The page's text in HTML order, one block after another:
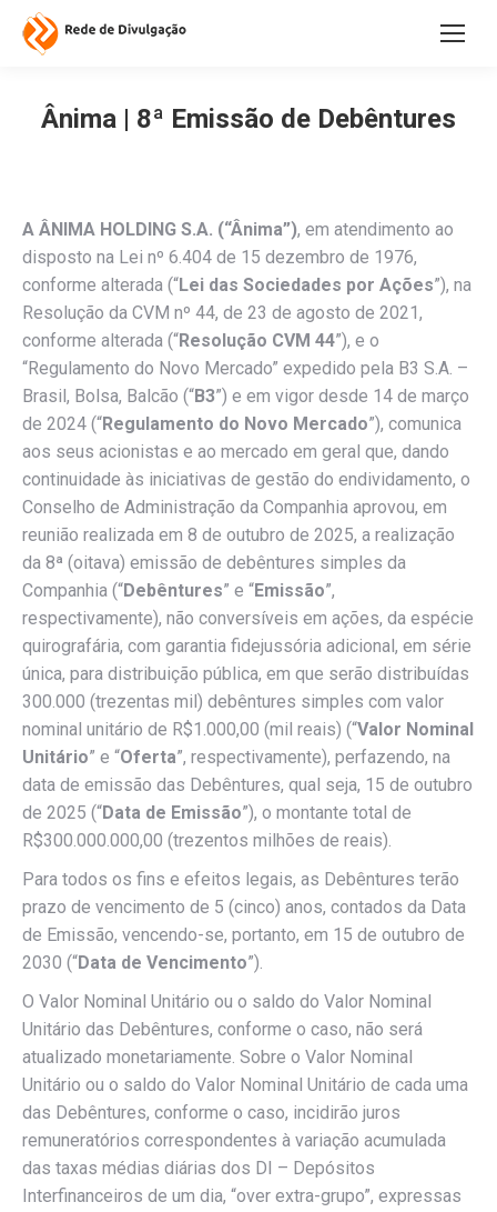
Ânima | 8ª Emissão de Debêntures
A ÂNIMA HOLDING S.A. (“Ânima”), em atendimento ao
disposto na Lei nº 6.404 de 15 dezembro de 1976,
conforme alterada (“Lei das Sociedades por Ações”), na
Resolução da CVM nº 44, de 23 de agosto de 2021,
conforme alterada (“Resolução CVM 44”), e o
“Regulamento do Novo Mercado” expedido pela B3 S.A. –
Brasil, Bolsa, Balcão (“B3”) e em vigor desde 14 de março
de 2024 (“Regulamento do Novo Mercado”), comunica
aos seus acionistas e ao mercado em geral que, dando
continuidade às iniciativas de gestão do endividamento, o
Conselho de Administração da Companhia aprovou, em
reunião realizada em 8 de outubro de 2025, a realização
da 8ª (oitava) emissão de debêntures simples da
Companhia (“Debêntures” e “Emissão”,
respectivamente), não conversíveis em ações, da espécie
quirografária, com garantia fidejussória adicional, em série
única, para distribuição pública, em que serão distribuídas
300.000 (trezentas mil) debêntures simples com valor
nominal unitário de R$1.000,00 (mil reais) (“Valor Nominal
Unitário” e “Oferta”, respectivamente), perfazendo, na
data de emissão das Debêntures, qual seja, 15 de outubro
de 2025 (“Data de Emissão”), o montante total de
R$300.000.000,00 (trezentos milhões de reais).
Para todos os fins e efeitos legais, as Debêntures terão
prazo de vencimento de 5 (cinco) anos, contados da Data
de Emissão, vencendo-se, portanto, em 15 de outubro de
2030 (“Data de Vencimento”).
O Valor Nominal Unitário ou o saldo do Valor Nominal
Unitário das Debêntures, conforme o caso, não será
atualizado monetariamente. Sobre o Valor Nominal
Unitário ou o saldo do Valor Nominal Unitário de cada uma
das Debêntures, conforme o caso, incidirão juros
remuneratórios correspondentes à variação acumulada
das taxas médias diárias dos DI – Depósitos
Interfinanceiros de um dia, “over extra-grupo”, expressas